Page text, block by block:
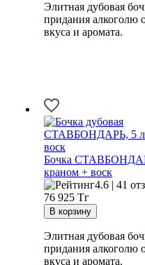
Элитная дубовая
придания алкоголю
вкуса и аромата.
Бочка
краном + воск
4.6 | 41
76 925 Тг
Элитная дубовая
придания алкоголю
вкуса и аромата.